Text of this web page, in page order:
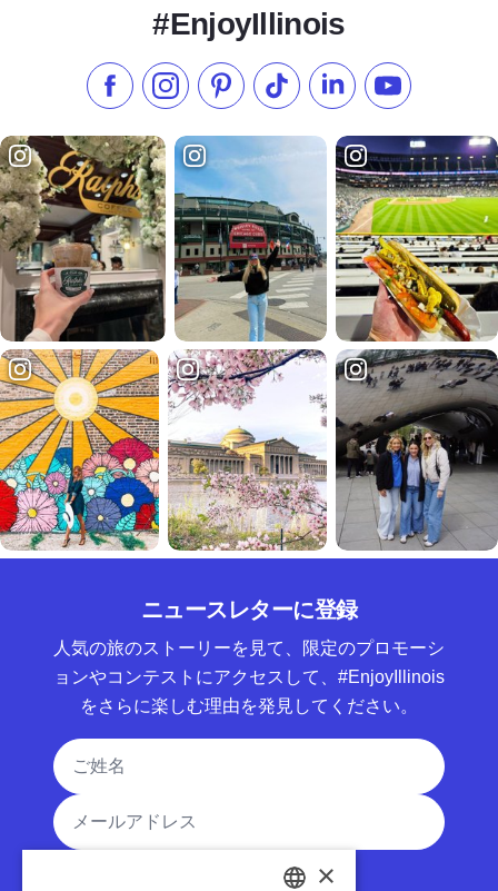
#EnjoyIllinois
フェイスブックでいいね
インスタグラムをフォローする
ピンタレストTikTokでフォローする
LinkedInでフォロー
YouTubeで
ニュースレターに登録
人気の旅のストーリーを見て、限定のプロモーシ
ョンやコンテストにアクセスして、#EnjoyIllinois
をさらに楽しむ理由を発見してください。
氏名
メールアドレス